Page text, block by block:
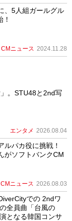
、5人組ガールグル
CMニュース 2024.11.28
。STU48と2nd写
エンタメ 2026.08.04
ルパカ役に挑戦！
がソフトバンクCM
CMニュース 2026.08.03
での 2ndワ
全員曲「台風の
となる韓国コンサ